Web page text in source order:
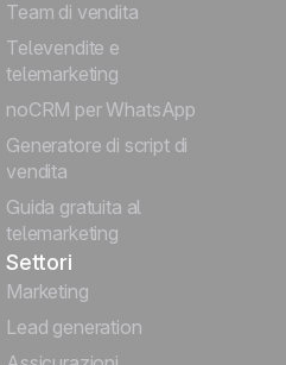
Team di vendita
Televendite e
telemarketing
noCRM per WhatsApp
Generatore di script di
vendita
Guida gratuita al
telemarketing
Settori
Marketing
Lead generation